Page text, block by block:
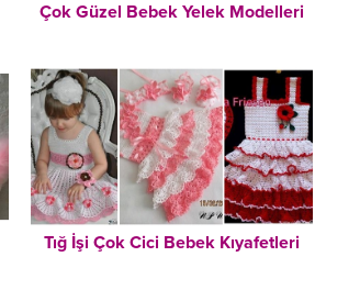
Çok Güzel Bebek Yelek Modelleri
Tığ İşi Çok Cici Bebek Kıyafetleri